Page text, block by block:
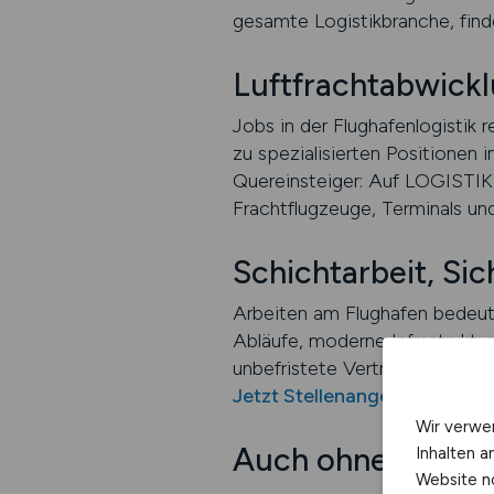
gesamte Logistikbranche,
Jobs in der Flughafenlogistik
zu spezialisierten Positionen
Quereinsteiger: Auf
Frachtflugzeuge, Terminals
Schichtarbeit,
Arbeiten am Flughafen
Abläufe, moderne
unbefristete Verträge,
Jetzt Stellenangebote in
Auch ohne
Wir
Inhalten
Website